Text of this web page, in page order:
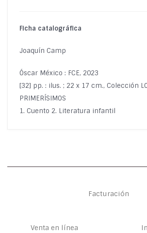
Ficha catalográfica
Joaquín Camp
Óscar México : FCE, 2023
[32] pp. : ilus. ; 22 x 17 cm., Colección
PRIMERÍSIMOS
1. Cuento 2. Literatura infantil
Facturación
Venta en línea